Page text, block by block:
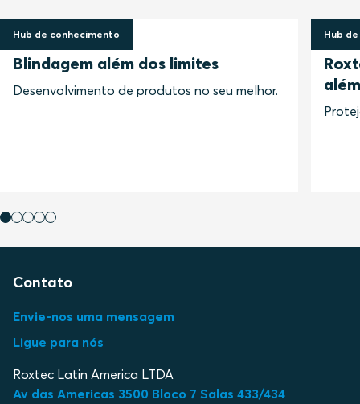
Hub de conhecimento
13 setembro 2022
Blindagem além dos limites
Desenvolvimento de produtos no seu melhor.
Hub
13
Contato
Envie-nos uma mensagem
Ligue para nós
Roxtec Latin America LTDA
Av das Americas 3500 Bloco 7 Salas 433/434